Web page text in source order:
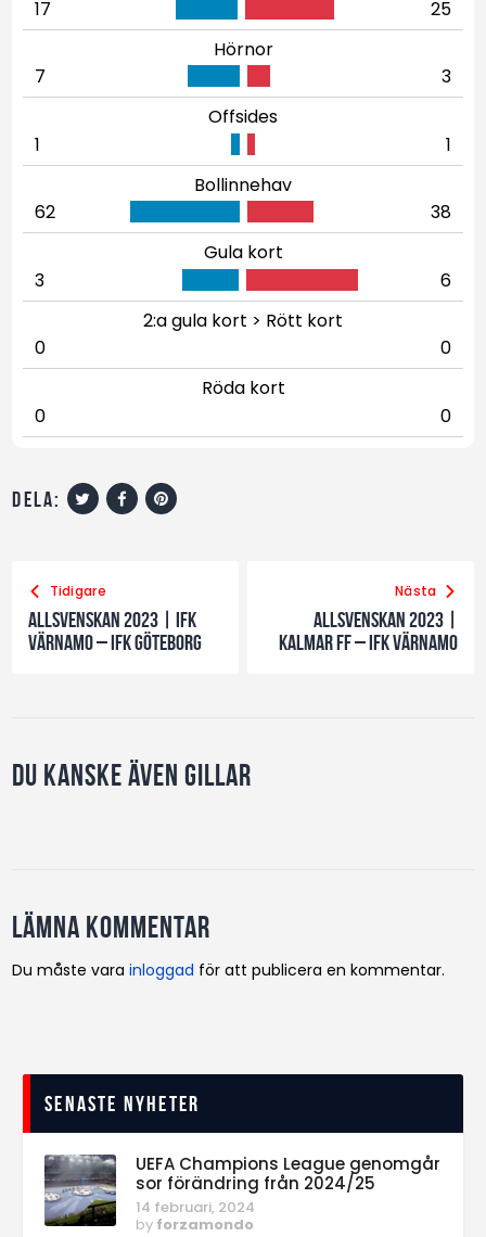
17
25
Hörnor
7
3
Offsides
1
1
Bollinnehav
62
38
Gula kort
3
6
2:a gula kort > Rött kort
0
0
Röda kort
0
0
dela:
Tidigare
Allsvenskan 2023 | IFK
Värnamo – IFK Göteborg
Nästa
Allsvenskan 2023 |
Kalmar FF – IFK Värnamo
Du kanske även gillar
Lämna kommentar
Du måste varainloggad för att publicera en kommentar.
Senaste nyheter
UEFA Champions League genomgår
sor förändring från 2024/25
14 februari, 2024
by forzamondo